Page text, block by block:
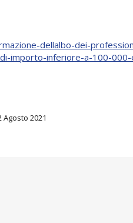
dellalbo-dei-
importo-inferiore-a-100-
Agosto 2021